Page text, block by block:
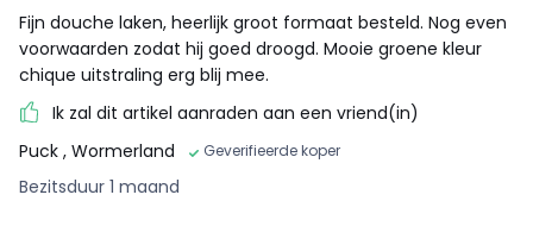
Fijn douche laken, heerlijk groot formaat besteld. Nog even
voorwaarden zodat hij goed droogd. Mooie groene kleur
chique uitstraling erg blij mee.
Ik zal dit artikel aanraden aan een vriend(in)
Puck , Wormerland Geverifieerde koper
Bezitsduur 1 maand